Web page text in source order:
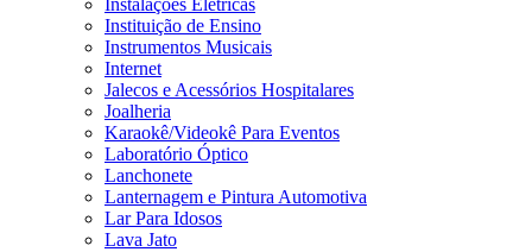
Instalações Elétricas
Instituição de Ensino
Instrumentos Musicais
Internet
Jalecos e Acessórios Hospitalares
Joalheria
Karaokê/Videokê Para Eventos
Laboratório Óptico
Lanchonete
Lanternagem e Pintura Automotiva
Lar Para Idosos
Lava Jato